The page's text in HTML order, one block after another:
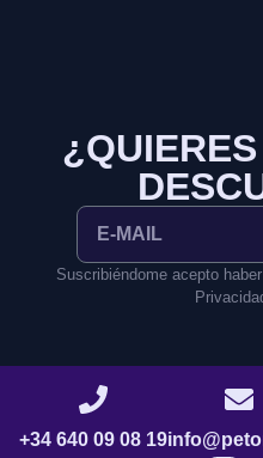
Suscribiéndome acepto
+34 640 09 08 19